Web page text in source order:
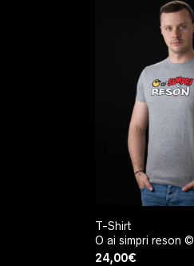
T-Shirt
O ai simpri reson ©
24,00€